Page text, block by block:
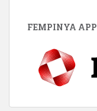
FEMPINYA APP